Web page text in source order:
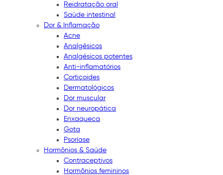
Reidratação oral
Saúde intestinal
Dor & Inflamação
Acne
Analgésicos
Analgésicos potentes
Anti-inflamatórios
Corticoides
Dermatológicos
Dor muscular
Dor neuropática
Enxaqueca
Gota
Psoríase
Hormônios & Saúde
Contraceptivos
Hormônios femininos